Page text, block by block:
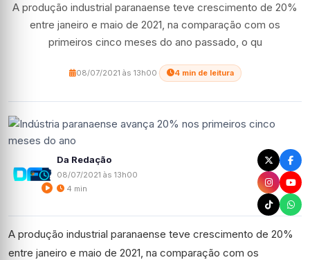
A produção industrial paranaense teve crescimento de 20%
entre janeiro e maio de 2021, na comparação com os
primeiros cinco meses do ano passado, o qu
08/07/2021 às 13h00 4 min de leitura
Da Redação
08/07/2021 às 13h00
4 min
A produção industrial paranaense teve crescimento de 20%
entre janeiro e maio de 2021, na comparação com os